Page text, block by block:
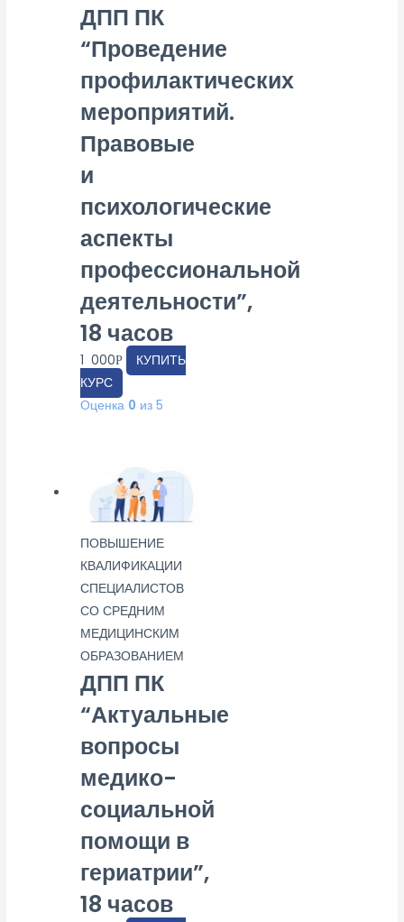
ДПП ПК
“Проведение
профилактических
мероприятий.
Правовые
и
психологические
аспекты
профессиональной
деятельности”,
18 часов
1 000Р
КУПИТЬ
КУРС
Оценка 0 из 5
ПОВЫШЕНИЕ
КВАЛИФИКАЦИИ
СПЕЦИАЛИСТОВ
СО СРЕДНИМ
МЕДИЦИНСКИМ
ОБРАЗОВАНИЕМ
ДПП ПК
“Актуальные
вопросы
медико-
социальной
помощи в
гериатрии”,
18 часов